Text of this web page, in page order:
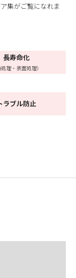
集がご覧になれま
長寿命化
処理・表面処理）
ラブル防止